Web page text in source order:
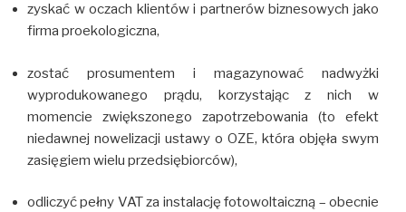
zyskać w oczach klientów i partnerów biznesowych jako
firma proekologiczna,
zostać prosumentem i magazynować nadwyżki
wyprodukowanego prądu, korzystając z nich w
momencie zwiększonego zapotrzebowania (to efekt
niedawnej nowelizacji ustawy o OZE, która objęła swym
zasięgiem wielu przedsiębiorców),
odliczyć pełny VAT za instalację fotowoltaiczną – obecnie